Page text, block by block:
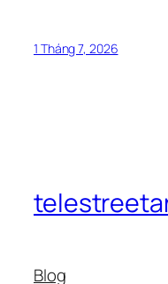
1 Tháng 7, 2026
Blog